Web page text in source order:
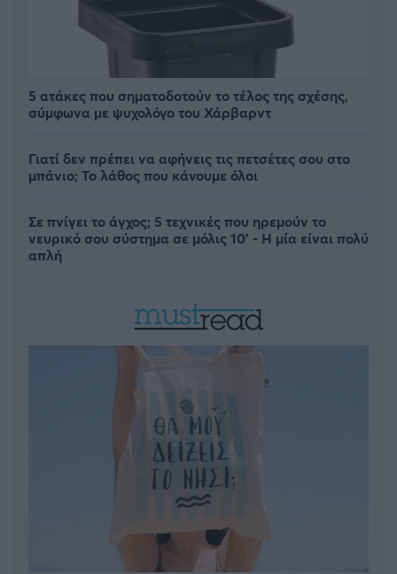
5 ατάκες που σηματοδοτούν το τέλος της σχέσης,
σύμφωνα με ψυχολόγο του Χάρβαρντ
Γιατί δεν πρέπει να αφήνεις τις πετσέτες σου στο
μπάνιο; Το λάθος που κάνουμε όλοι
Σε πνίγει το άγχος; 5 τεχνικές που ηρεμούν το
νευρικό σου σύστημα σε μόλις 10' - Η μία είναι πολύ
απλή